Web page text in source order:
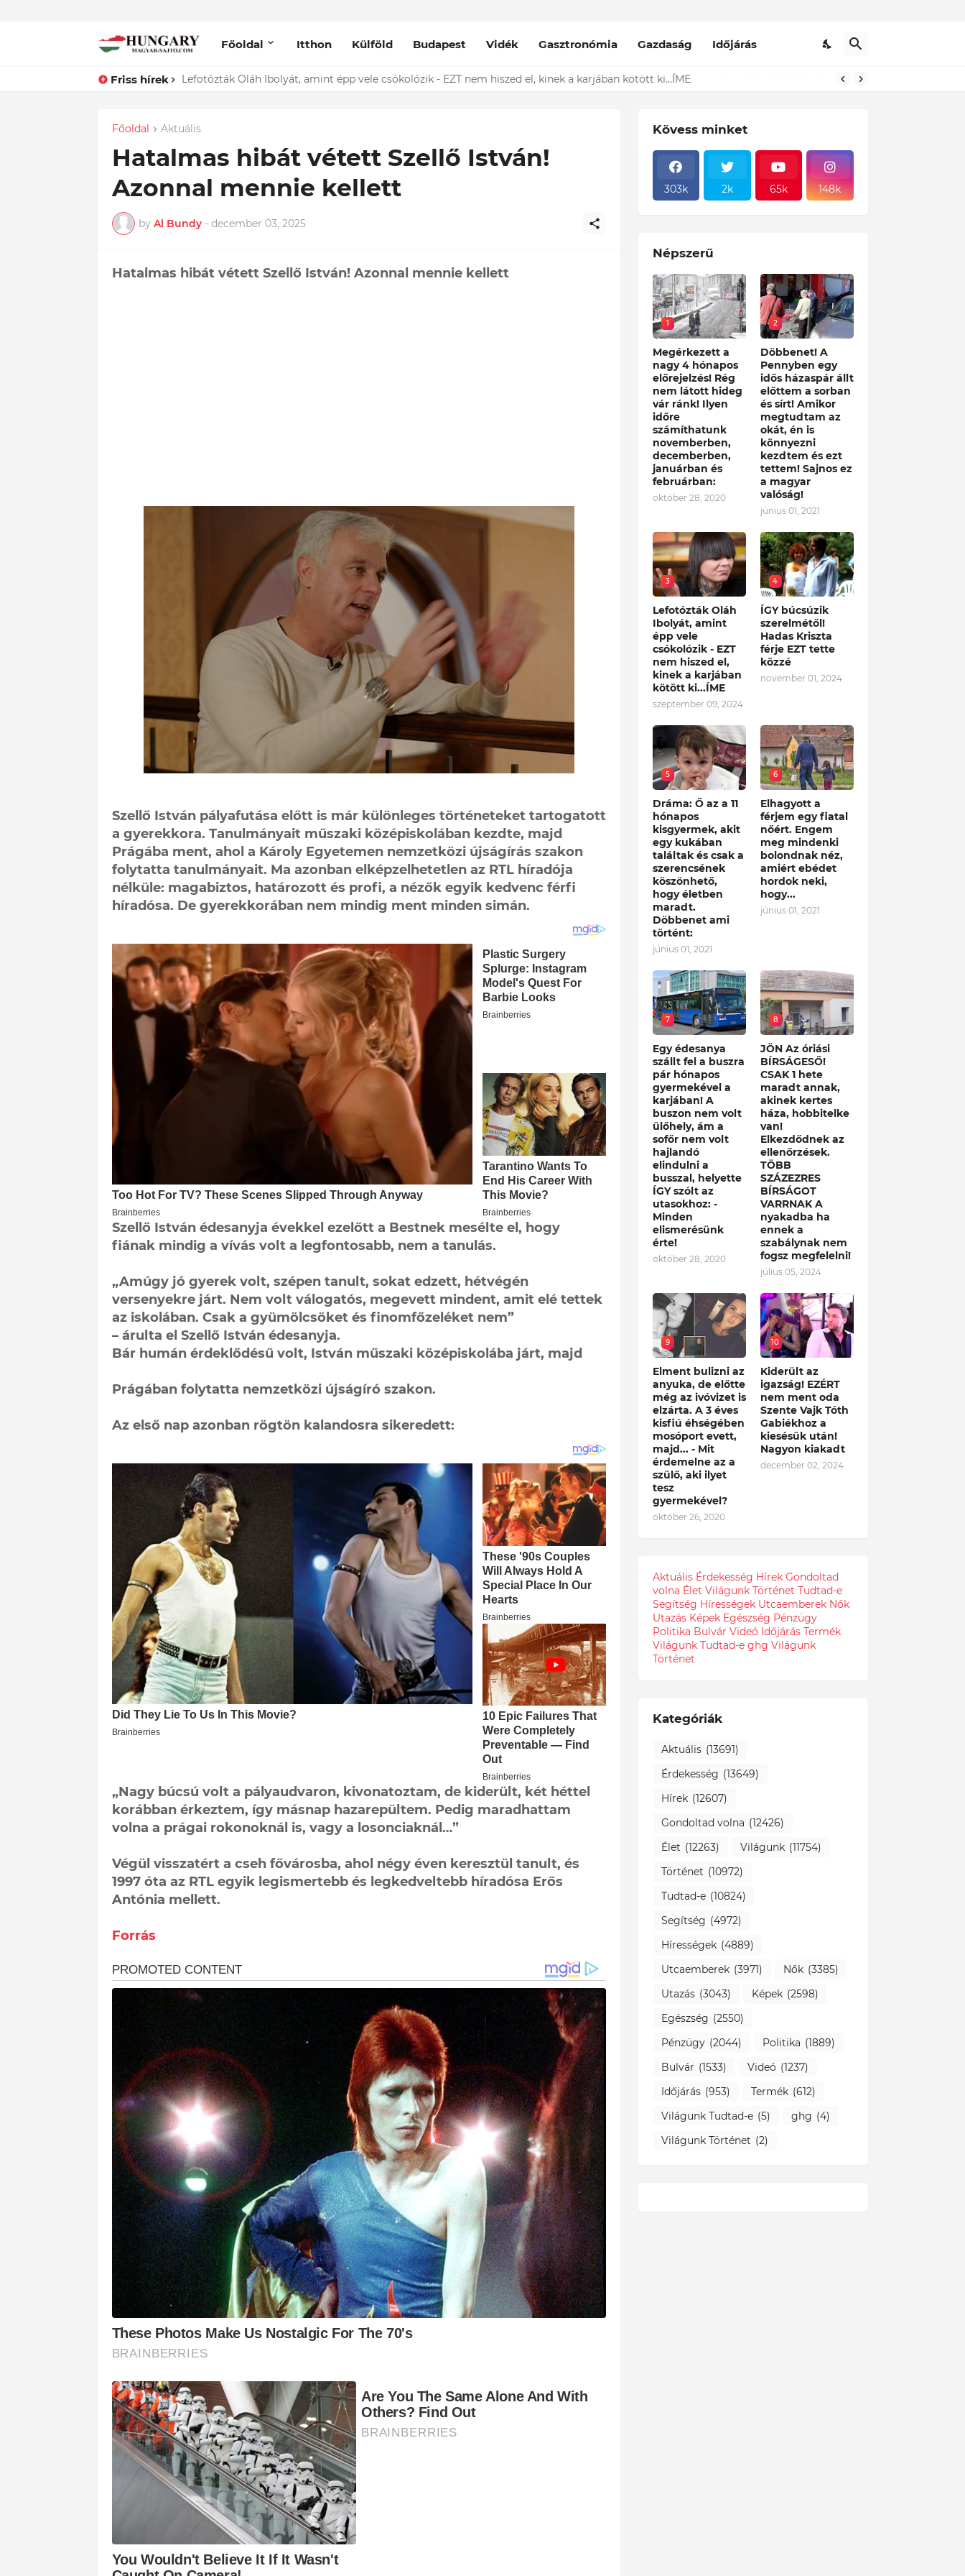
Főoldal Itthon Külföld Budapest Vidék Gasztronómia Gazdaság Időjárás
Friss hírek Lefotózták Oláh Ibolyát, amint épp vele csókolózik - EZT nem hiszed el, kinek a karjában kötött ki...ÍME
Főoldal Aktuális
Hatalmas hibát vétett Szellő István!
Azonnal mennie kellett
by Al Bundy - december 03, 2025
Hatalmas hibát vétett Szellő István! Azonnal mennie kellett
Szellő István pályafutása előtt is már különleges történeteket tartogatott
a gyerekkora. Tanulmányait műszaki középiskolában kezdte, majd
Prágába ment, ahol a Károly Egyetemen nemzetközi újságírás szakon
folytatta tanulmányait. Ma azonban elképzelhetetlen az RTL híradója
nélküle: magabiztos, határozott és profi, a nézők egyik kedvenc férfi
híradósa. De gyerekkorában nem mindig ment minden simán.
Szellő István édesanyja évekkel ezelőtt a Bestnek mesélte el, hogy
fiának mindig a vívás volt a legfontosabb, nem a tanulás.
„Amúgy jó gyerek volt, szépen tanult, sokat edzett, hétvégén
versenyekre járt. Nem volt válogatós, megevett mindent, amit elé tettek
az iskolában. Csak a gyümölcsöket és finomfőzeléket nem”
– árulta el Szellő István édesanyja.
Bár humán érdeklődésű volt, István műszaki középiskolába járt, majd
Prágában folytatta nemzetközi újságíró szakon.
Az első nap azonban rögtön kalandosra sikeredett:
„Nagy búcsú volt a pályaudvaron, kivonatoztam, de kiderült, két héttel
korábban érkeztem, így másnap hazarepültem. Pedig maradhattam
volna a prágai rokonoknál is, vagy a losonciaknál…”
Végül visszatért a cseh fővárosba, ahol négy éven keresztül tanult, és
1997 óta az RTL egyik legismertebb és legkedveltebb híradósa Erős
Antónia mellett.
Forrás
Kövess minket
303k 2k 65k 148k
Népszerű
1
Megérkezett a
nagy 4 hónapos
előrejelzés! Rég
nem látott hideg
vár ránk! Ilyen
időre
számíthatunk
novemberben,
decemberben,
januárban és
februárban:
október 28, 2020
2
Döbbenet! A
Pennyben egy
idős házaspár állt
előttem a sorban
és sírt! Amikor
megtudtam az
okát, én is
könnyezni
kezdtem és ezt
tettem! Sajnos ez
a magyar
valóság!
június 01, 2021
3
Lefotózták Oláh
Ibolyát, amint
épp vele
csókolózik - EZT
nem hiszed el,
kinek a karjában
kötött ki...ÍME
szeptember 09, 2024
4
ÍGY búcsúzik
szerelmétől!
Hadas Kriszta
férje EZT tette
közzé
november 01, 2024
5
Dráma: Ő az a 11
hónapos
kisgyermek, akit
egy kukában
találtak és csak a
szerencsének
köszönhető,
hogy életben
maradt.
Döbbenet ami
történt:
június 01, 2021
6
Elhagyott a
férjem egy fiatal
nőért. Engem
meg mindenki
bolondnak néz,
amiért ebédet
hordok neki,
hogy...
június 01, 2021
7
Egy édesanya
szállt fel a buszra
pár hónapos
gyermekével a
karjában! A
buszon nem volt
ülőhely, ám a
sofőr nem volt
hajlandó
elindulni a
busszal, helyette
ÍGY szólt az
utasokhoz: -
Minden
elismerésünk
érte!
október 28, 2020
8
JÖN Az óriási
BÍRSÁGESŐ!
CSAK 1 hete
maradt annak,
akinek kertes
háza, hobbitelke
van!
Elkezdődnek az
ellenőrzések.
TÖBB
SZÁZEZRES
BÍRSÁGOT
VARRNAK A
nyakadba ha
ennek a
szabálynak nem
fogsz megfelelni!
július 05, 2024
9
Elment bulizni az
anyuka, de előtte
még az ivóvizet is
elzárta. A 3 éves
kisfiú éhségében
mosóport evett,
majd... - Mit
érdemelne az a
szülő, aki ilyet
tesz
gyermekével?
október 26, 2020
10
Kiderült az
igazság! EZÉRT
nem ment oda
Szente Vajk Tóth
Gabiékhoz a
kiesésük után!
Nagyon kiakadt
december 02, 2024
Aktuális Érdekesség Hírek Gondoltad
volna Élet Világunk Történet Tudtad-e
Segítség Hírességek Utcaemberek Nők
Utazás Képek Egészség Pénzügy
Politika Bulvár Videó Időjárás Termék
Világunk Tudtad-e ghg Világunk
Történet
Kategóriák
Aktuális (13691)
Érdekesség (13649)
Hírek (12607)
Gondoltad volna (12426)
Élet (12263) Világunk (11754)
Történet (10972)
Tudtad-e (10824)
Segítség (4972)
Hírességek (4889)
Utcaemberek (3971) Nők (3385)
Utazás (3043) Képek (2598)
Egészség (2550)
Pénzügy (2044) Politika (1889)
Bulvár (1533) Videó (1237)
Időjárás (953) Termék (612)
Világunk Tudtad-e (5) ghg (4)
Világunk Történet (2)